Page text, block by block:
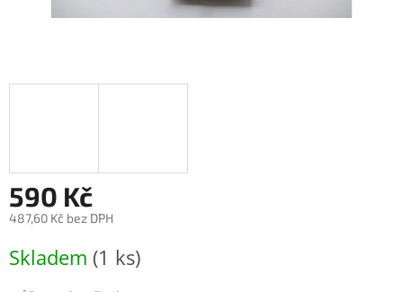
590 Kč
487,60 Kč bez DPH
cena:
Skladem (1 ks)